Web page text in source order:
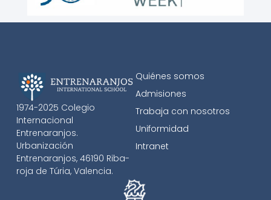
1974-2025 Colegio
Internacional
Entrenaranjos.
Urbanización
Entrenaranjos, 46190 Riba-
roja de Túria, Valencia.
Quiénes somos
Admisiones
Trabaja con nosotros
Uniformidad
Intranet